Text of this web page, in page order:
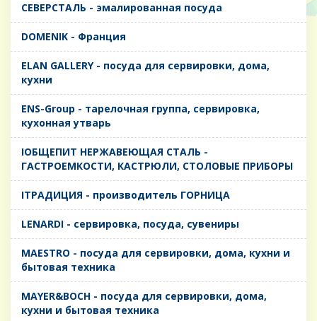
CЕВЕРСТАЛЬ - эмалированная посуда
DOMENIK - Франция
ELAN GALLERY - посуда для сервировки, дома,
кухни
ENS-Group - тарелочная группа, сервировка,
кухонная утварь
IОБЩЕПИТ НЕРЖАВЕЮЩАЯ СТАЛЬ -
ГАСТРОЕМКОСТИ, КАСТРЮЛИ, СТОЛОВЫЕ ПРИБОРЫ
IТРАДИЦИЯ - производитель ГОРНИЦА
LENARDI - сервировка, посуда, сувениры
MAESTRO - посуда для сервировки, дома, кухни и
бытовая техника
MAYER&BOCH - посуда для сервировки, дома,
кухни и бытовая техника